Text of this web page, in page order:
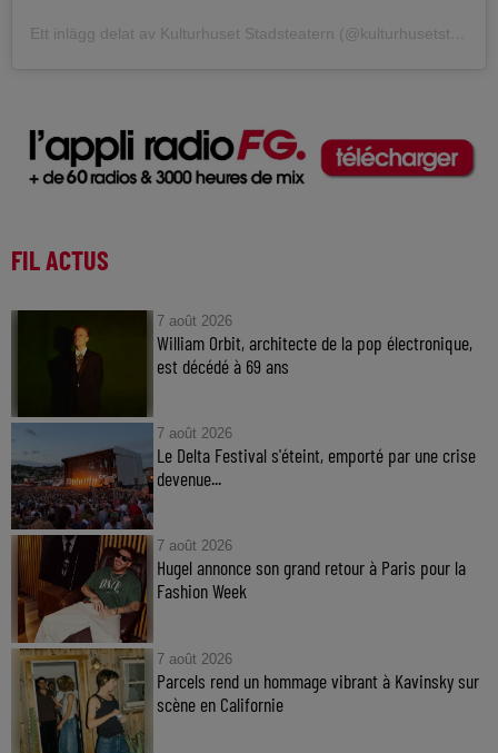
FIL ACTUS
7 août 2026
William Orbit, architecte de la pop électronique,
est décédé à 69 ans
7 août 2026
Le Delta Festival s'éteint, emporté par une crise
devenue...
7 août 2026
Hugel annonce son grand retour à Paris pour la
Fashion Week
7 août 2026
Parcels rend un hommage vibrant à Kavinsky sur
scène en Californie